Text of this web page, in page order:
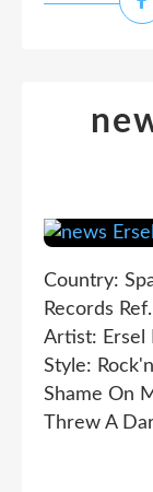
Country:
Records
Artist: Ersel
Style:
Shame On
Threw A